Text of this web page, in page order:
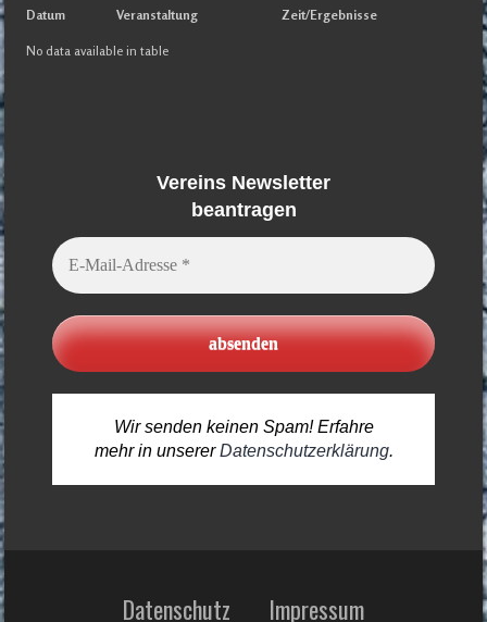
Datum Veranstaltung Zeit/Ergebnisse
No data available in table
Vereins Newsletter
beantragen
Wir senden keinen Spam! Erfahre
mehr in unsererDatenschutzerklärung.
Datenschutz Impressum